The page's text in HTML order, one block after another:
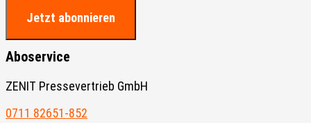
Jetzt abonnieren
Aboservice
ZENIT Pressevertrieb GmbH
0711 82651-852